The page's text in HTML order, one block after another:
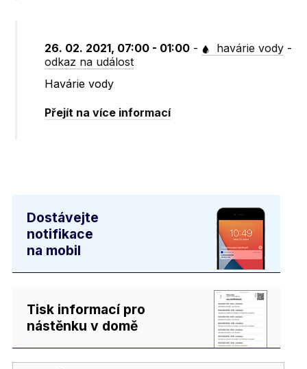
26. 02. 2021, 07:00 - 01:00 - havárie vody -
odkaz na událost
Havárie vody
Přejít na více informací
Dostávejte
notifikace
na mobil
Tisk informací pro
nástěnku v domě